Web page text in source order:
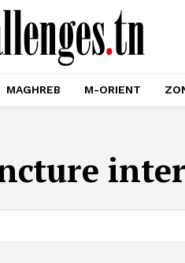
MAGHREB M-ORIENT